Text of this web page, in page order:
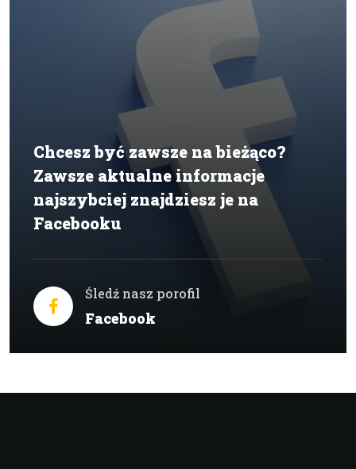
Chcesz być zawsze na bieżąco?
Zawsze aktualne informacje
najszybciej znajdziesz je na
Facebooku
Śledź nasz porofil
Facebook